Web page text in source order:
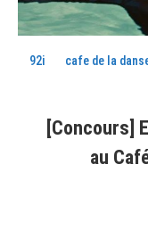
92i cafe de la
[Concours]
au